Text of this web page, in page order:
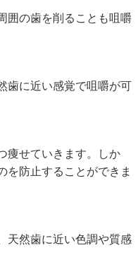
囲の歯を削ることも咀嚼
歯に近い感覚で咀嚼が可
痩せていきます。しか
を防止することができま
天然歯に近い色調や質感